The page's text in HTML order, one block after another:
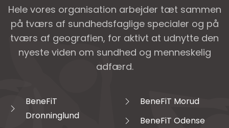
Hele vores organisation arbejder tæt sammen
på tværs af sundhedsfaglige specialer og på
tværs af geografien, for aktivt at udnytte den
nyeste viden om sundhed og menneskelig
adfærd.
BeneFiT
Dronninglund
BeneFiT Morud
BeneFiT Odense